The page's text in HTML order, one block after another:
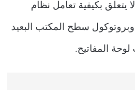
وCTRL + ALT + DEL لا يتعلق بكيفية تعامل نظام
التشغيل Windows وبروتوكول سطح المكتب البعيد